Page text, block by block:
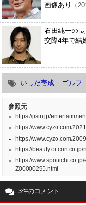
画像あり
（
石田純一の
交際4年で結
いしだ壱成 ゴルフ
参照元
https://jisin.jp/
https://www.cyzo.com/
https://www.cyzo.com/
https://beauty.oricon.co.jp/
https://
Z00000290.html
3件のコメント